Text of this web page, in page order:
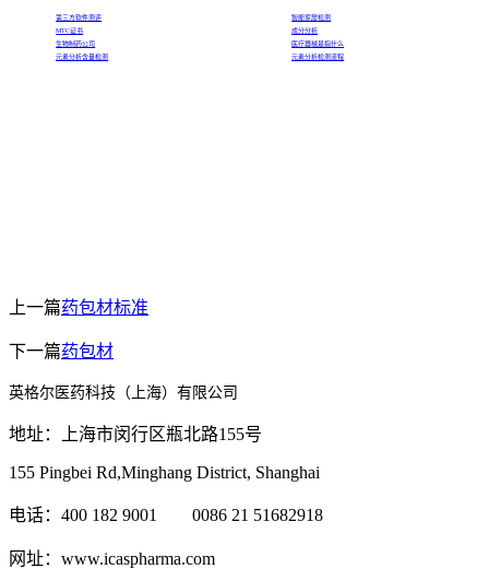
第三方软件测评
智能家居检测
MTC证书
成分分析
生物制药公司
医疗器械是指什么
元素分析含量检测
元素分析检测流程
上一篇药包材标准
下一篇药包材
英格尔医药科技（上海）有限公司
地址：上海市闵行区瓶北路155号
155 Pingbei Rd,Minghang District, Shanghai
电话：400 182 9001 0086 21 51682918
网址：www.icaspharma.com